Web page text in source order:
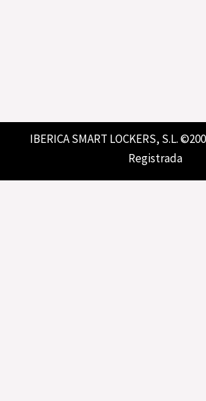
IBERICA SMART LOCKERS, S.L.
Registrada